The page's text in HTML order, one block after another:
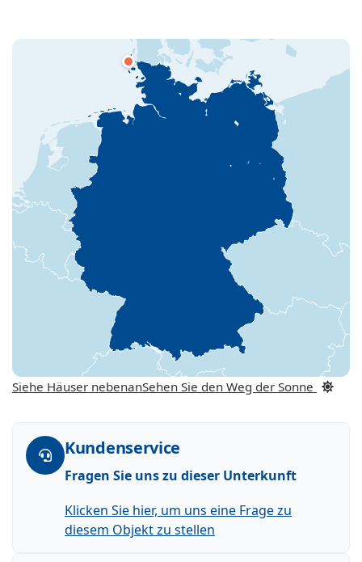
Siehe Häuser nebenanSehen Sie den Weg der Sonne
Kundenservice
Fragen Sie uns zu dieser Unterkunft
Klicken Sie hier, um uns eine Frage zu
diesem Objekt zu stellen